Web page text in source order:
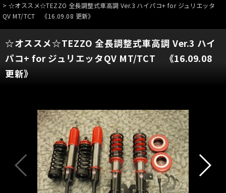
> ☆オススメ☆TEZZO 全長調整式車高調 Ver.3 ハイパコ+ for ジュリエッタ
QV MT/TCT 《16.09.08 更新》
☆オススメ☆TEZZO 全長調整式車高調 Ver.3 ハイ
パコ+ for ジュリエッタQV MT/TCT 《16.09.08
更新》